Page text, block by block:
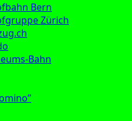
Bern
Zürich
Bahn